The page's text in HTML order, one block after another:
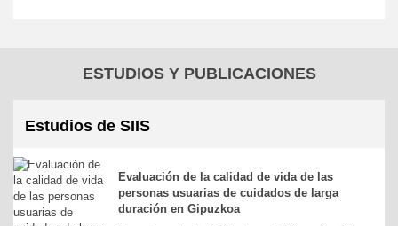
ESTUDIOS Y PUBLICACIONES
Estudios de SIIS
Evaluación de la calidad de vida de las
personas usuarias de cuidados de larga
duración en Gipuzkoa